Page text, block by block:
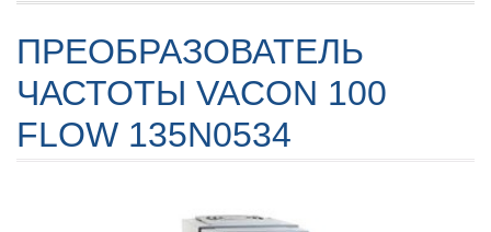
ПРЕОБРАЗОВАТЕЛЬ
ЧАСТОТЫ VACON 100
FLOW 135N0534